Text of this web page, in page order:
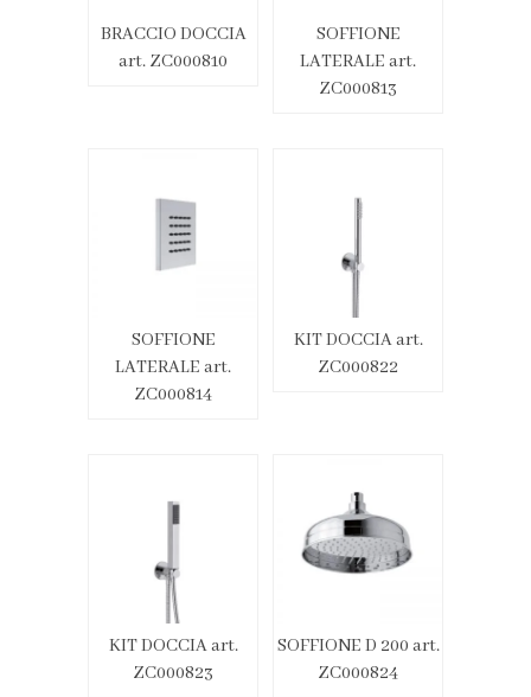
BRACCIO DOCCIA
art. ZC000810
SOFFIONE
LATERALE art.
ZC000813
SOFFIONE
LATERALE art.
ZC000814
KIT DOCCIA art.
ZC000822
KIT DOCCIA art.
ZC000823
SOFFIONE D 200 art.
ZC000824